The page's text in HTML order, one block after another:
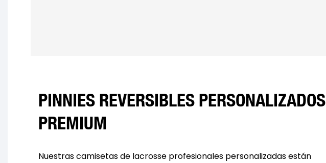
PINNIES REVERSIBLES PERSONALIZADOS
PREMIUM
Nuestras camisetas de lacrosse profesionales personalizadas están